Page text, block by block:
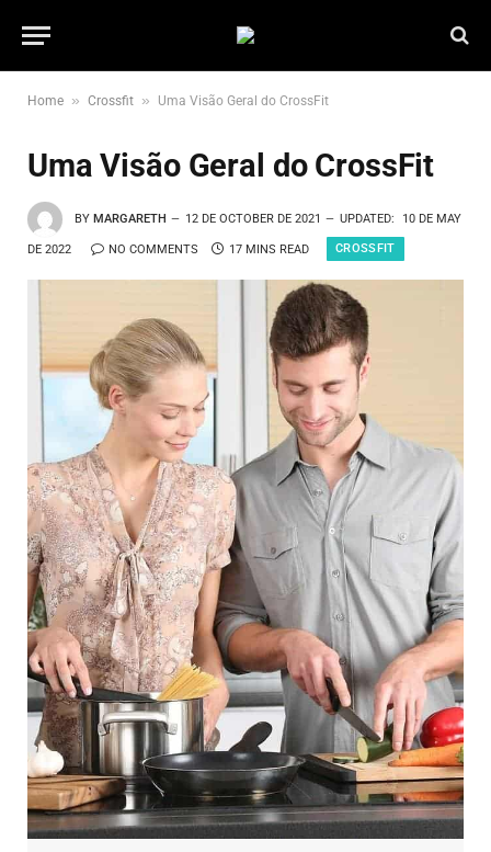
Home » Crossfit » Uma Visão Geral do CrossFit
Uma Visão Geral do CrossFit
BY MARGARETH 12 DE OCTOBER DE 2021 UPDATED: 10 DE MAY
DE 2022 NO COMMENTS 17 MINS READ CROSSFIT